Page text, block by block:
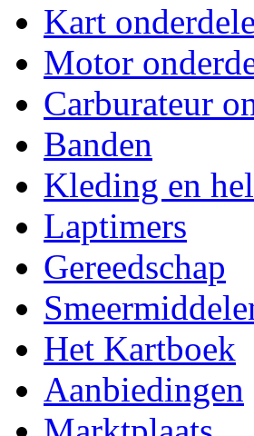
Kart
Motor
Carburateur
Banden
Kleding en
Laptimers
Gereedschap
Het Kartboek
Aanbiedingen